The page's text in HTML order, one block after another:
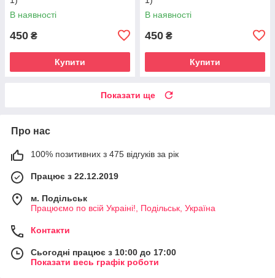
В наявності
450 ₴
Купити
В наявності
450 ₴
Купити
Показати ще
Про нас
100% позитивних з 475 відгуків за рік
Працює з 22.12.2019
м. Подільськ
Працюємо по всій Украіні!, Подільськ, Україна
Контакти
Сьогодні працює з 10:00 до 17:00
Показати весь графік роботи